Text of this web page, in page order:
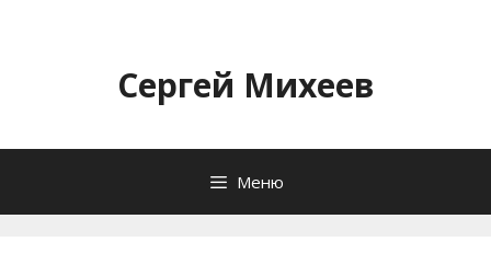
содержимомуСергей Михеев
Меню